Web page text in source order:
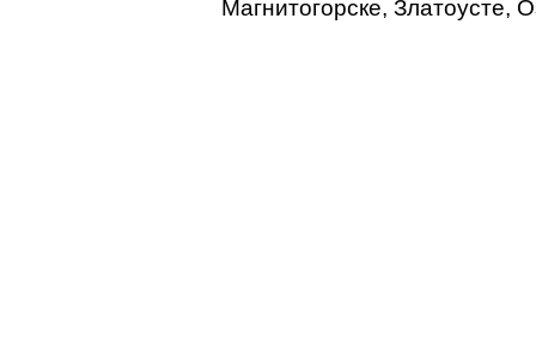
Магнитогорске,